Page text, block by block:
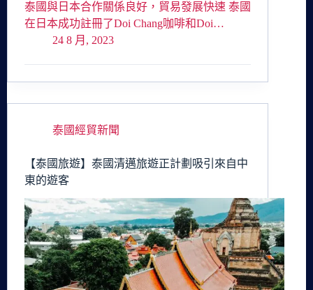
泰國與日本合作關係良好，貿易發展快速 泰國
在日本成功註冊了Doi Chang咖啡和Doi…
24 8 月, 2023
泰國經貿新聞
【泰國旅遊】泰國清邁旅遊正計劃吸引來自中
東的遊客